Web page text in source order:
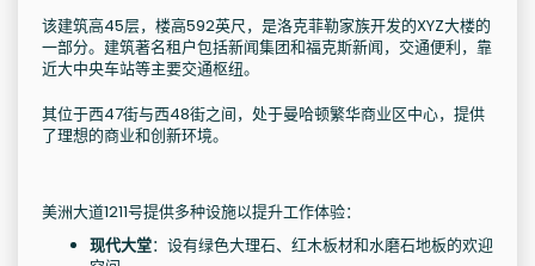
该建筑高45层，楼高592英尺，是洛克菲勒家族开发的XYZ大楼的
一部分。建筑著名租户包括新闻集团和福克斯新闻，交通便利，靠
近大中央车站等主要交通枢纽。
其位于西47街与西48街之间，处于曼哈顿繁华商业区中心，提供
了理想的商业和创新环境。
美洲大道1211号提供多种设施以提升工作体验：
现代大堂：设有绿色大理石、红木板材和水磨石地板的欢迎